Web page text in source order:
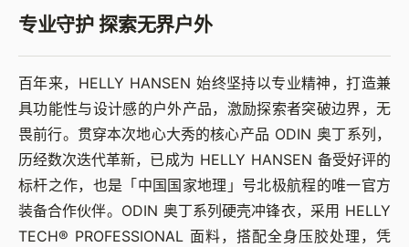
专业守护 探索无界户外
百年来，HELLY HANSEN 始终坚持以专业精神，打造兼
具功能性与设计感的户外产品，激励探索者突破边界，无
畏前行。贯穿本次地心大秀的核心产品 ODIN 奥丁系列，
历经数次迭代革新，已成为 HELLY HANSEN 备受好评的
标杆之作，也是「中国国家地理」号北极航程的唯一官方
装备合作伙伴。ODIN 奥丁系列硬壳冲锋衣，采用 HELLY
TECH® PROFESSIONAL 面料，搭配全身压胶处理，凭